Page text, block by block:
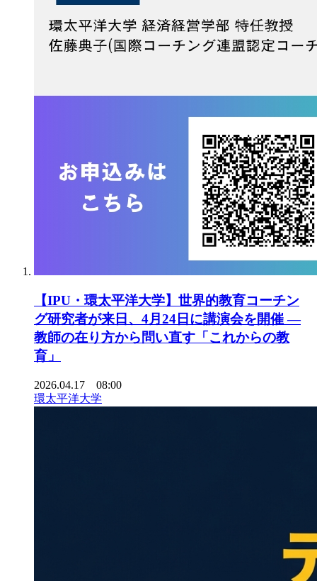
【IPU・環太平洋大学】世界的教育コーチン
グ研究者が来日、4月24日に講演会を開催 ―
教師の在り方から問い直す「これからの教
育」
2026.04.17 08:00
環太平洋大学